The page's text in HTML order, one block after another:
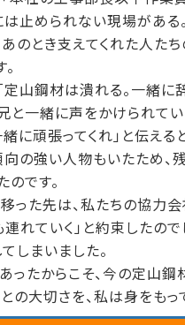
止められない現場がある
のとき支えてくれた人た
山鋼材は潰れる。一緒に
と一緒に声をかけられてい
に頑張ってくれ」と伝え
の強い人物もいたため、
です。
た先は、私たちの協力会
れていく」と約束したの
しまいました。
たからこそ、今の定山鋼
の大切さを、私は身をもっ